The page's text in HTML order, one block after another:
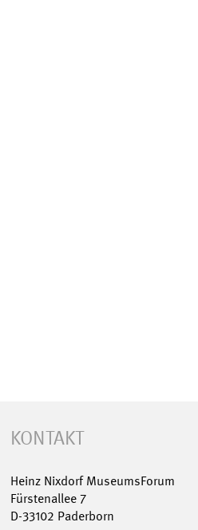
KONTAKT
Heinz Nixdorf MuseumsForum
Fürstenallee 7
D-33102 Paderborn